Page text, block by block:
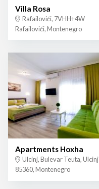
Villa Rosa
Rafailovići, 7VHH+4W
Rafailovići, Montenegro
Apartments Hoxha
Ulcinj, Bulevar Teuta, Ulcinj
85360, Montenegro